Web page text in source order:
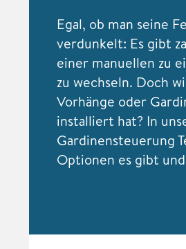
Egal, ob man seine
verdunkelt: Es gibt
einer manuellen zu
zu wechseln. Doch
Vorhänge oder
installiert hat? In
Gardinensteuerung
Optionen es gibt